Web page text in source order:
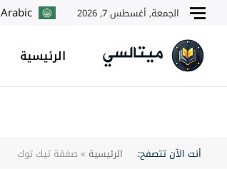
الجمعة, أغسطس 7, 2026 Arabic
الرئيسية
أنت الآن تتصفح: الرئيسية » صفقة تيك توك